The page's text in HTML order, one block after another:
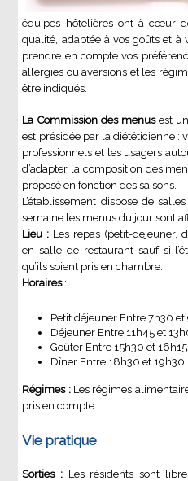
équipes hôtelières ont à cœur
qualité, adaptée à vos goûts et à
prendre en compte vos
allergies ou aversions et les
être indiqués.
La Commission des menusest
est présidée par la diététicienne :
professionnels et les usagers
d’adapter la composition des
proposé en fonction des saisons.
L’établissement dispose de
semaine les menus du jour sont
Lieu : Les repas (petit-déjeuner,
en salle de restaurant sauf si
qu’ils soient pris en chambre.
Horaires :
Petit déjeuner Entre 7h30
Déjeuner Entre 11h45 et
Goûter Entre 15h30 et 16h15
Dîner Entre 18h30 et 19h30
Régimes : Les régimes
pris en compte.
Vie pratique
Sorties : Les résidents sont